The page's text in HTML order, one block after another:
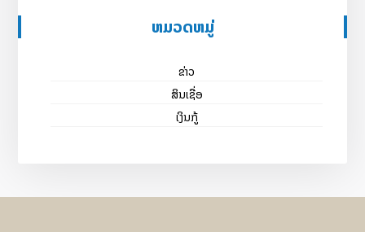
ຫມວດຫມູ່
ຂ່າວ
ສິນເຊື່ອ
ເງິນກູ້